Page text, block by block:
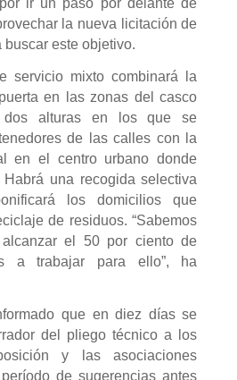
ir un paso por delante de
la nueva licitación de
buscar este objetivo.
servicio mixto combinará la
en las zonas del casco
dos alturas en los que se
de las calles con la
en el centro urbano donde
una recogida selectiva
los domicilios que
de residuos. “Sabemos
el 50 por ciento de
a trabajar para ello”, ha
que en diez días se
del pliego técnico a los
y las asociaciones
de sugerencias antes